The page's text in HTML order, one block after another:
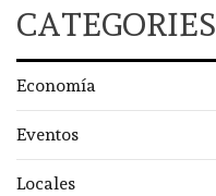
CATEGORIES
Economía
Eventos
Locales